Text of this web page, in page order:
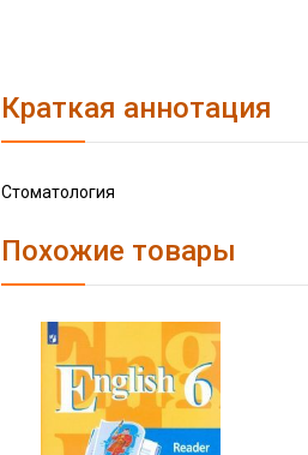
Краткая аннотация
Стоматология
Похожие товары